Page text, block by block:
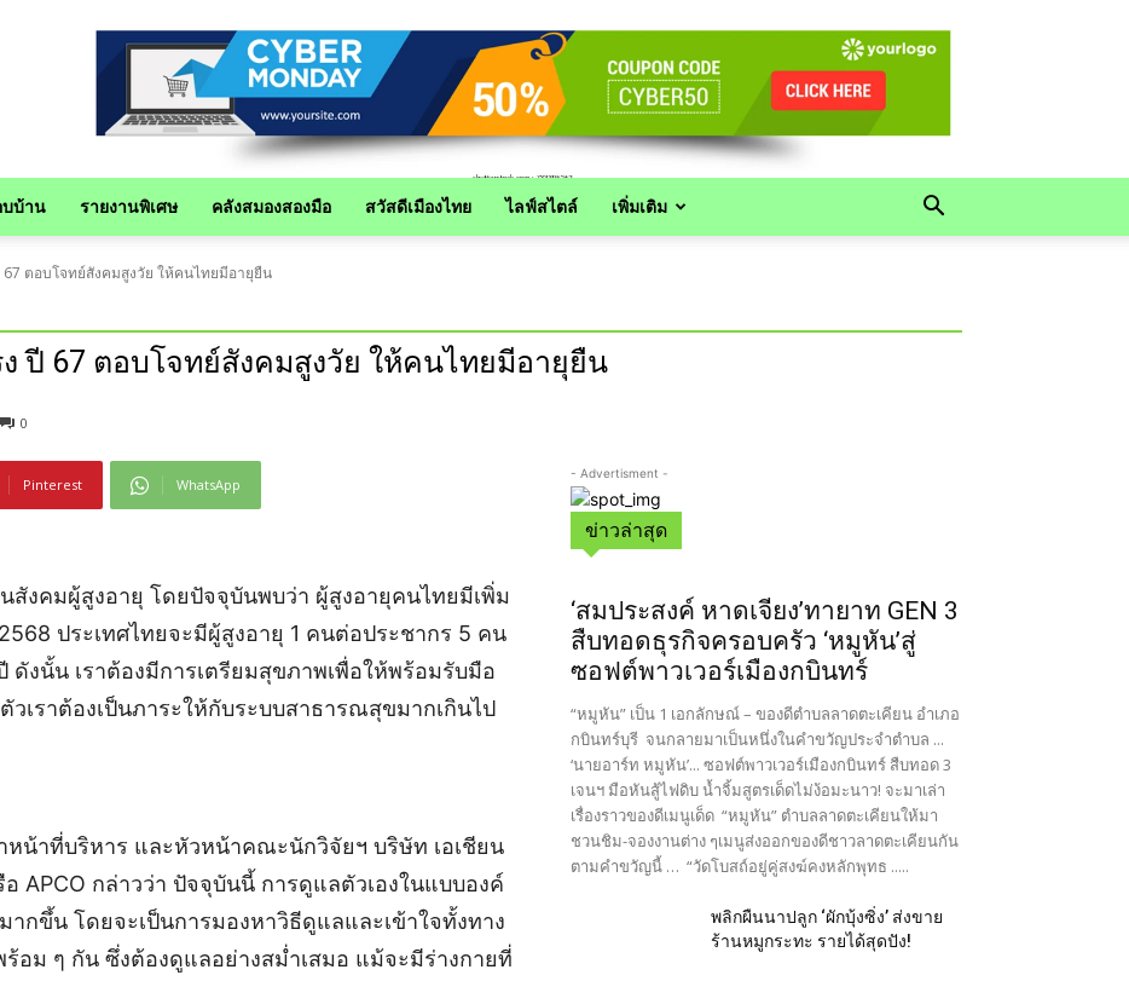
บบ้าน รายงานพิเศษ คลังสมองสองมือ สวัสดีเมืองไทย ไลฟ์สไตล์ เพิ่มเติม
ตอบโจทย์สังคมสูงวัย ให้คนไทยมีอายุยืน
ปี 67 ตอบโจทย์สังคมสูงวัย ให้คนไทยมีอายุยืน
0
Pinterest WhatsApp
นสังคมผู้สูงอายุ โดยปัจจุบันพบว่า ผู้สูงอายุคนไทยมีเพิ่ม
ประเทศไทยจะมีผู้สูงอายุ 1 คนต่อประชากร 5 คน
ดังนั้น เราต้องมีการเตรียมสุขภาพเพื่อให้พร้อมรับมือ
เราต้องเป็นภาระให้กับระบบสาธารณสุขมากเกินไป
หน้าที่บริหาร และหัวหน้าคณะนักวิจัยฯ บริษัท เอเชียน
APCO กล่าวว่า ปัจจุบันนี้ การดูแลตัวเองในแบบองค์
ากขึ้น โดยจะเป็นการมองหาวิธีดูแลและเข้าใจทั้งทาง
อม ๆ กัน ซึ่งต้องดูแลอย่างสม่ำเสมอ แม้จะมีร่างกายที่
- Advertisment -
ข่าวล่าสุด
‘สมประสงค์ หาดเจียง’ทายาท GEN 3
สืบทอดธุรกิจครอบครัว ‘หมูหัน’สู่
ซอฟต์พาวเวอร์เมืองกบินทร์
“หมูหัน” เป็น 1 เอกลักษณ์ – ของดีตำบลลาดตะเคียน อำเภอ
กบินทร์บุรี จนกลายมาเป็นหนึ่งในคำขวัญประจำตำบล ...
‘นายอาร์ท หมูหัน’... ซอฟต์พาวเวอร์เมืองกบินทร์ สืบทอด 3
เจนฯ มือหันสู้ไฟดิบ น้ำจิ้มสูตรเด็ดไม่ง้อมะนาว! จะมาเล่า
เรื่องราวของดีเมนูเด็ด “หมูหัน” ตำบลลาดตะเคียนให้มา
ชวนชิม-จองงานต่าง ๆเมนูส่งออกของดีชาวลาดตะเคียนกัน
ตามคำขวัญนี้ … “วัดโบสถ์อยู่คู่สงฆ์คงหลักพุทธ .....
พลิกผืนนาปลูก ‘ผักบุ้งซิ่ง’ ส่งขาย
ร้านหมูกระทะ รายได้สุดปัง!